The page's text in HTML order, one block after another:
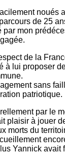
noués
parcours de 25
mon
de la
à lui proposer
sans
patriotique.
par le
plaisir à jouer
morts du
Yannick